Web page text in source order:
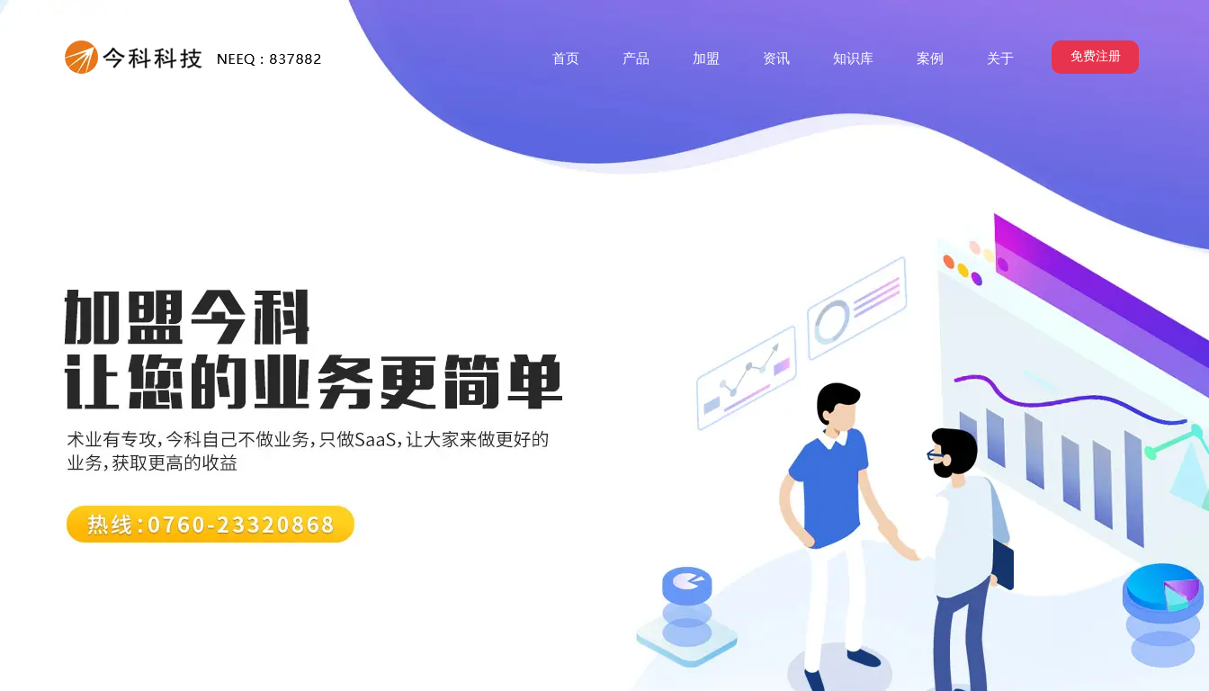
免费注册
首页 产品 加盟 资讯 知识库 案例 关于